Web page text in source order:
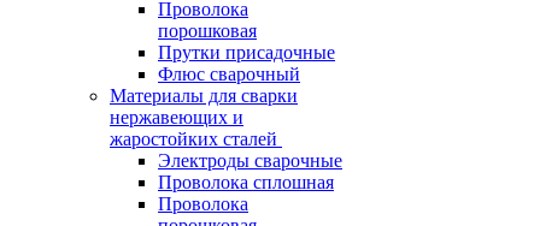
Проволока
порошковая
Прутки присадочные
Флюс сварочный
Материалы для сварки
нержавеющих и
жаростойких сталей
Электроды сварочные
Проволока сплошная
Проволока